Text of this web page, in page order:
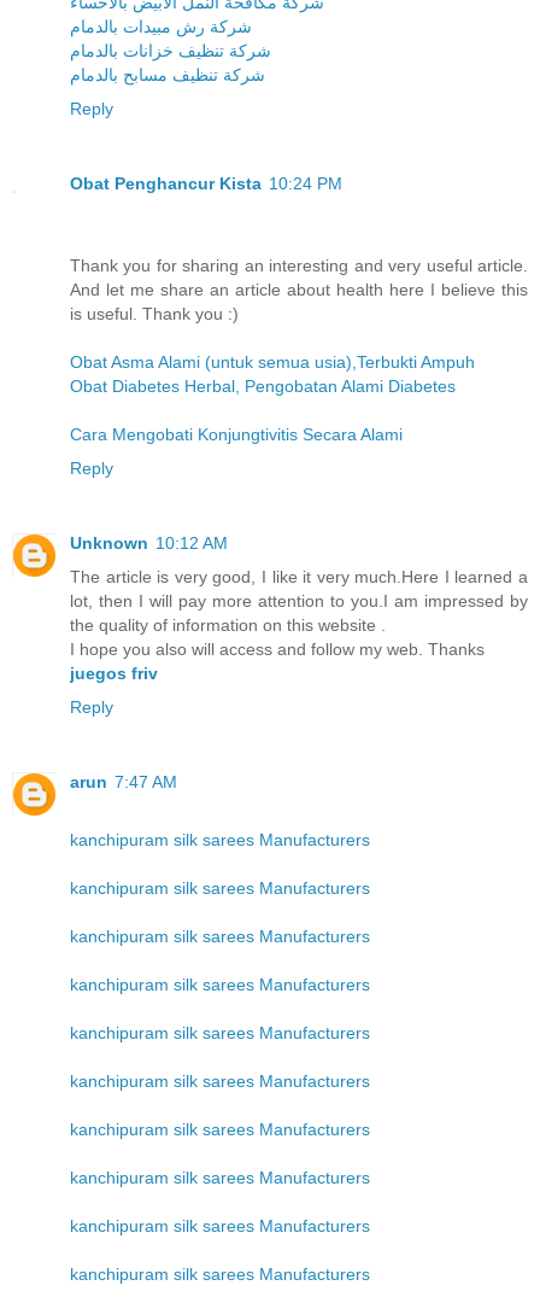
شركة رش مبيدات بالدمام
شركة تنظيف خزانات بالدمام
شركة تنظيف مسابح بالدمام
Reply
Obat Penghancur Kista 10:24 PM
Thank you for sharing an interesting and very useful article.
And let me share an article about health here I believe this
is useful. Thank you :)
Obat Asma Alami (untuk semua usia),Terbukti Ampuh
Obat Diabetes Herbal, Pengobatan Alami Diabetes
Cara Mengobati Konjungtivitis Secara Alami
Reply
Unknown 10:12 AM
The article is very good, I like it very much.Here I learned a
lot, then I will pay more attention to you.I am impressed by
the quality of information on this website .
I hope you also will access and follow my web. Thanks
juegos friv
Reply
arun 7:47 AM
kanchipuram silk sarees Manufacturers
kanchipuram silk sarees Manufacturers
kanchipuram silk sarees Manufacturers
kanchipuram silk sarees Manufacturers
kanchipuram silk sarees Manufacturers
kanchipuram silk sarees Manufacturers
kanchipuram silk sarees Manufacturers
kanchipuram silk sarees Manufacturers
kanchipuram silk sarees Manufacturers
kanchipuram silk sarees Manufacturers